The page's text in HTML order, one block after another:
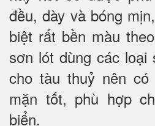
đều, dày và bóng
biệt rất bền màu
sơn lót dùng các loại
cho tàu thuỷ nên có
mặn tốt, phù hợp
biển.